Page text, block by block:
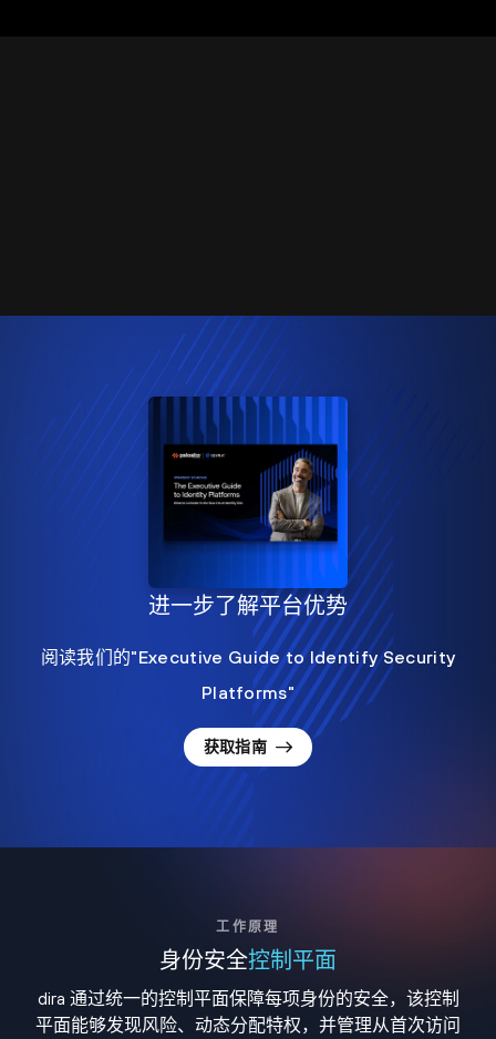
进一步了解平台优势
阅读我们的"Executive Guide to Identify Security
Platforms"
获取指南
工作原理
身份安全控制平面
dira 通过统一的控制平面保障每项身份的安全，该控制
平面能够发现风险、动态分配特权，并管理从首次访问